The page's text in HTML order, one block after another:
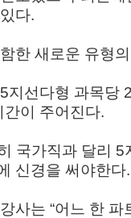
다.
한 새로운 유형
지선다형 과목당
이 주어진다.
국가직과 달리
신경을 써야한다.
사는 “어느 한